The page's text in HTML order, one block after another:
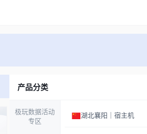
产品分类
极玩数据活动
专区
湖北襄阳｜宿主机